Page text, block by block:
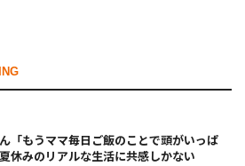
「もうママ毎日ご飯のことで頭がいっぱ
休みのリアルな生活に共感しかない